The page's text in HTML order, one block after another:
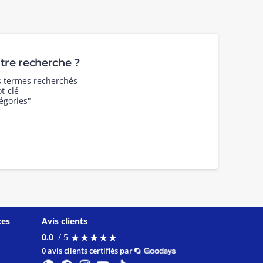
recherche ?
recherchés
clé
Avis clients
0.0 / 5 ★★★★★
★★★★★
0 avis clients certifiés par